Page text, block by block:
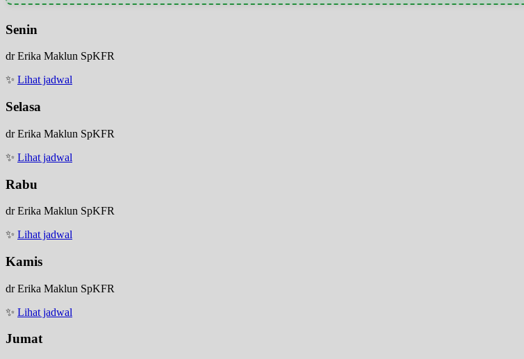
Senin
dr Erika Maklun SpKFR
✨ Lihat jadwal
Selasa
dr Erika Maklun SpKFR
✨ Lihat jadwal
Rabu
dr Erika Maklun SpKFR
✨ Lihat jadwal
Kamis
dr Erika Maklun SpKFR
✨ Lihat jadwal
Jumat